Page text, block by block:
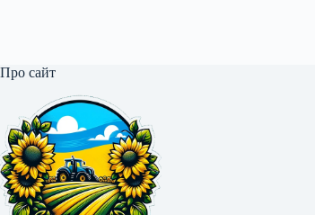
Про сайт